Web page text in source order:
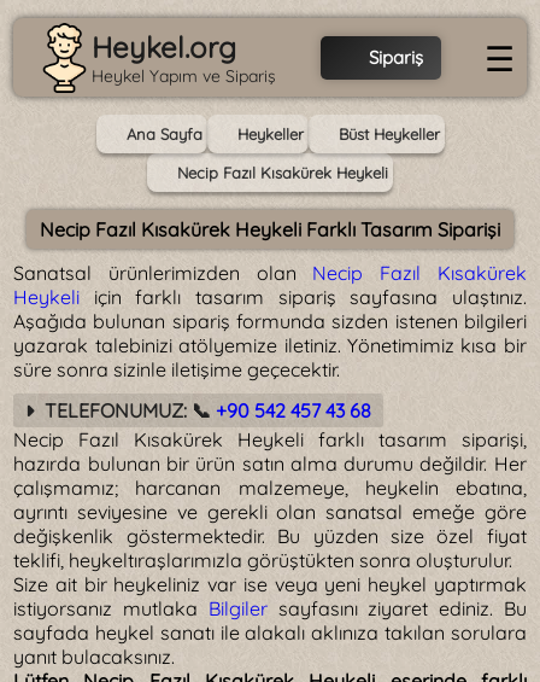
Heykel.org
Heykel Yapım ve Sipariş
Sipariş ☰
Ana Sayfa Heykeller
Büst Heykeller
Necip Fazıl Kısakürek Heykeli
Necip Fazıl Kısakürek Heykeli Farklı Tasarım Siparişi
Sanatsal ürünlerimizden olan Necip Fazıl Kısakürek
Heykeli için farklı tasarım sipariş sayfasına ulaştınız.
Aşağıda bulunan sipariş formunda sizden istenen bilgileri
yazarak talebinizi atölyemize iletiniz. Yönetimimiz kısa bir
süre sonra sizinle iletişime geçecektir.
TELEFONUMUZ: 📞+90 542 457 43 68
Necip Fazıl Kısakürek Heykeli farklı tasarım siparişi,
hazırda bulunan bir ürün satın alma durumu değildir. Her
çalışmamız; harcanan malzemeye, heykelin ebatına,
ayrıntı seviyesine ve gerekli olan sanatsal emeğe göre
değişkenlik göstermektedir. Bu yüzden size özel fiyat
teklifi, heykeltıraşlarımızla görüştükten sonra oluşturulur.
Size ait bir heykeliniz var ise veya yeni heykel yaptırmak
istiyorsanız mutlaka Bilgilersayfasını ziyaret ediniz. Bu
sayfada heykel sanatı ile alakalı aklınıza takılan sorulara
yanıt bulacaksınız.